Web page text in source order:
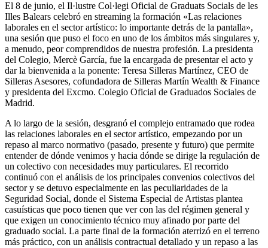
El 8 de junio, el Il·lustre Col·legi Oficial de Graduats Socials de les
Illes Balears celebró en streaming la formación «Las relaciones
laborales en el sector artístico: lo importante detrás de la pantalla»,
una sesión que puso el foco en uno de los ámbitos más singulares y,
a menudo, peor comprendidos de nuestra profesión. La presidenta
del Colegio, Mercè García, fue la encargada de presentar el acto y
dar la bienvenida a la ponente: Teresa Silleras Martínez, CEO de
Silleras Asesores, cofundadora de Silleras Martín Wealth & Finance
y presidenta del Excmo. Colegio Oficial de Graduados Sociales de
Madrid.
A lo largo de la sesión, desgranó el complejo entramado que rodea
las relaciones laborales en el sector artístico, empezando por un
repaso al marco normativo (pasado, presente y futuro) que permite
entender de dónde venimos y hacia dónde se dirige la regulación de
un colectivo con necesidades muy particulares. El recorrido
continuó con el análisis de los principales convenios colectivos del
sector y se detuvo especialmente en las peculiaridades de la
Seguridad Social, donde el Sistema Especial de Artistas plantea
casuísticas que poco tienen que ver con las del régimen general y
que exigen un conocimiento técnico muy afinado por parte del
graduado social. La parte final de la formación aterrizó en el terreno
más práctico, con un análisis contractual detallado y un repaso a las